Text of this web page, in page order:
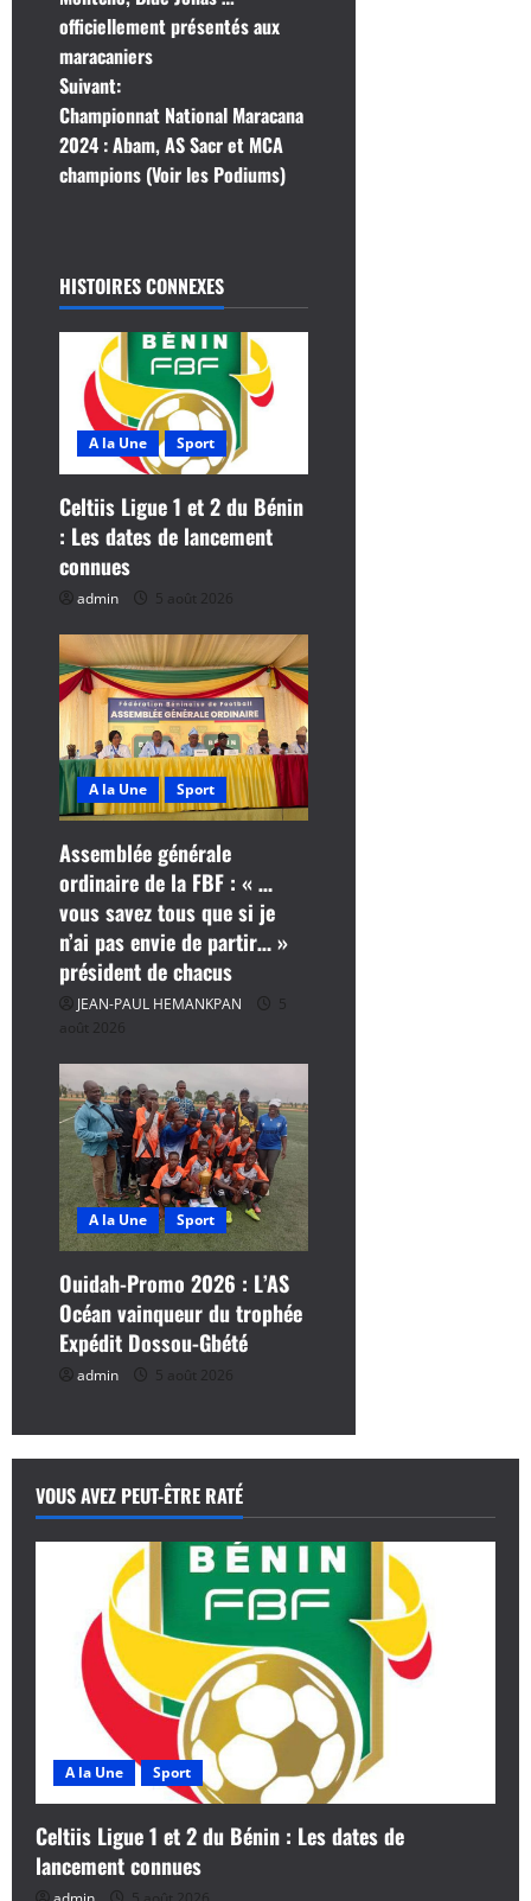
v
i
g
a
i
o
’
a
r
t
i
c
l
e
officiellement présentés aux
maracaniers
Suivant:
Championnat National Maracana
2024 : Abam, AS Sacr et MCA
champions (Voir les Podiums)
HISTOIRES CONNEXES
A la Une Sport
Celtiis Ligue 1 et 2 du Bénin
: Les dates de lancement
connues
admin 5 août 2026
A la Une Sport
Assemblée générale
ordinaire de la FBF : « …
vous savez tous que si je
n’ai pas envie de partir… »
président de chacus
JEAN-PAUL HEMANKPAN
5
août 2026
A la Une Sport
Ouidah-Promo 2026 : L’AS
Océan vainqueur du trophée
Expédit Dossou-Gbété
admin 5 août 2026
VOUS AVEZ PEUT-ÊTRE RATÉ
A la Une Sport
Celtiis Ligue 1 et 2 du Bénin : Les dates de
lancement connues